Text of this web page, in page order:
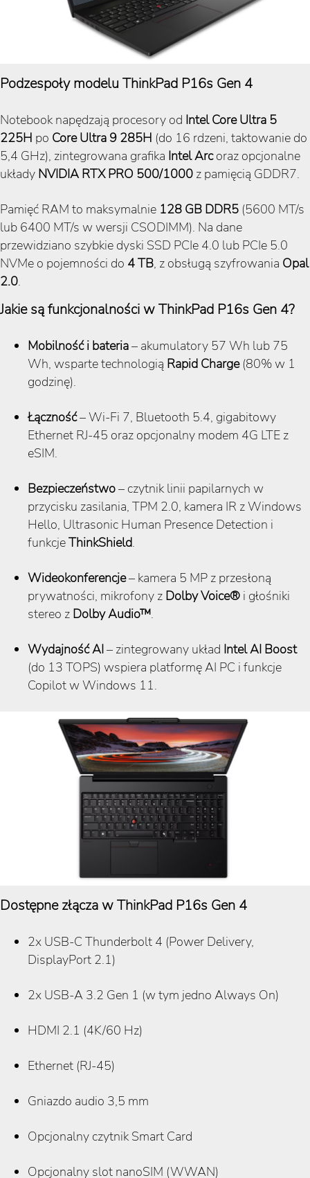
Podzespoły modelu ThinkPad P16s Gen 4
Notebook napędzają procesory od Intel Core Ultra 5
225H po Core Ultra 9 285H (do 16 rdzeni, taktowanie do
5,4 GHz), zintegrowana grafika Intel Arcoraz opcjonalne
układy NVIDIA RTX PRO 500/1000 z pamięcią GDDR7.
Pamięć RAM to maksymalnie 128 GB DDR5 (5600 MT/s
lub 6400 MT/s w wersji CSODIMM). Na dane
przewidziano szybkie dyski SSD PCIe 4.0 lub PCIe 5.0
NVMe o pojemności do 4TB, z obsługą szyfrowania Opal
2.0.
Jakie są funkcjonalności w ThinkPad P16s Gen 4?
Mobilność i bateria– akumulatory 57 Wh lub 75
Wh, wsparte technologią Rapid Charge(80% w 1
godzinę).
Łączność– Wi-Fi 7, Bluetooth 5.4, gigabitowy
Ethernet RJ-45 oraz opcjonalny modem 4G LTE z
eSIM.
Bezpieczeństwo– czytnik linii papilarnych w
przycisku zasilania, TPM 2.0, kamera IR z Windows
Hello, Ultrasonic Human Presence Detection i
funkcjeThinkShield.
Wideokonferencje– kamera 5 MP z przesłoną
prywatności, mikrofony z Dolby Voice® i głośniki
stereo z Dolby Audio™.
Wydajność AI– zintegrowany układ Intel AI Boost
(do 13 TOPS) wspiera platformę AI PC i funkcje
Copilot w Windows 11.
Dostępne złącza w ThinkPad P16s Gen 4
2x USB-C Thunderbolt 4 (Power Delivery,
DisplayPort 2.1)
2x USB-A 3.2 Gen 1 (w tym jedno Always On)
HDMI 2.1 (4K/60 Hz)
Ethernet (RJ-45)
Gniazdo audio 3,5 mm
Opcjonalny czytnik Smart Card
Opcjonalny slot nanoSIM (WWAN)